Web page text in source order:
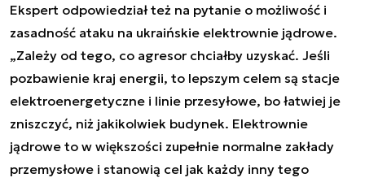
Ekspert odpowiedział też na pytanie o możliwość i
zasadność ataku na ukraińskie elektrownie jądrowe.
„Zależy od tego, co agresor chciałby uzyskać. Jeśli
pozbawienie kraj energii, to lepszym celem są stacje
elektroenergetyczne i linie przesyłowe, bo łatwiej je
zniszczyć, niż jakikolwiek budynek. Elektrownie
jądrowe to w większości zupełnie normalne zakłady
przemysłowe i stanowią cel jak każdy inny tego